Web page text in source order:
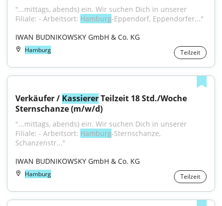
"...mittags, abends) ein. Wir suchen Dich in unserer
Filiale: - Arbeitsort: Hamburg-Eppendorf, Eppendorfer..."
IWAN BUDNIKOWSKY GmbH & Co. KG
Hamburg Teilzeit
Verkäufer / Kassierer Teilzeit 18 Std./Woche
Sternschanze (m/w/d)
"...mittags, abends) ein. Wir suchen Dich in unserer
Filiale: - Arbeitsort: Hamburg-Sternschanze,
Schanzenstr..."
IWAN BUDNIKOWSKY GmbH & Co. KG
Hamburg Teilzeit